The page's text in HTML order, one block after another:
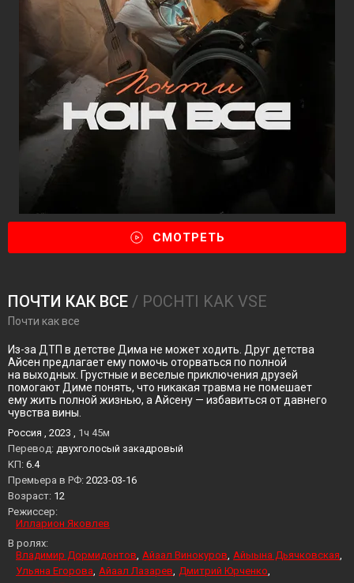
СМОТРЕТЬ
ПОЧТИ КАК ВСЕ / POCHTI KAK VSE
Почти как все
Из-за ДТП в детстве Дима не может ходить. Друг детства
Айсен предлагает ему помочь оторваться по полной
на выходных. Грустные и веселые приключения друзей
помогают Диме понять, что никакая травма не помешает
ему жить полной жизнью, а Айсену — избавиться от давнего
чувства вины.
Россия , 2023 , 1ч 45м
Перевод: двухголосый закадровый
KП: 6.4
Премьера в РФ: 2023-03-16
Возраст: 12
Режиссер:
Илларион Яковлев
В ролях:
Владимир Дормидонтов Айаал Винокуров Айыына Дьячковская
Ульяна Егорова Айаал Лазарев Дмитрий Юрченко